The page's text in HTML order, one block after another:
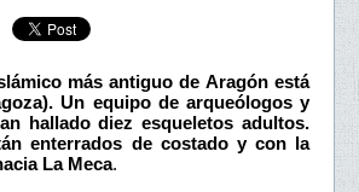
más antiguo de Aragón está
Un equipo de arqueólogos y
hallado diez esqueletos adultos.
enterrados de costado y con la
La Meca.